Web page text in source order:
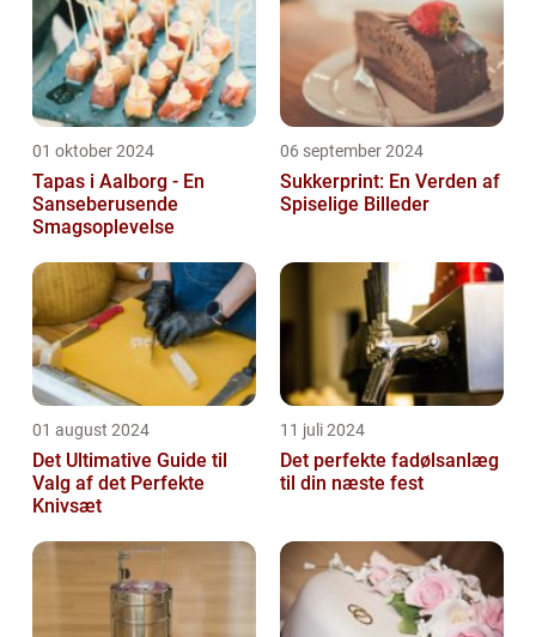
01 oktober 2024
Tapas i Aalborg - En
Sanseberusende
Smagsoplevelse
06 september 2024
Sukkerprint: En Verden af
Spiselige Billeder
01 august 2024
Det Ultimative Guide til
Valg af det Perfekte
Knivsæt
11 juli 2024
Det perfekte fadølsanlæg
til din næste fest